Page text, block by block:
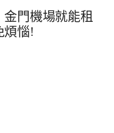
金門機場就能租
煩惱!